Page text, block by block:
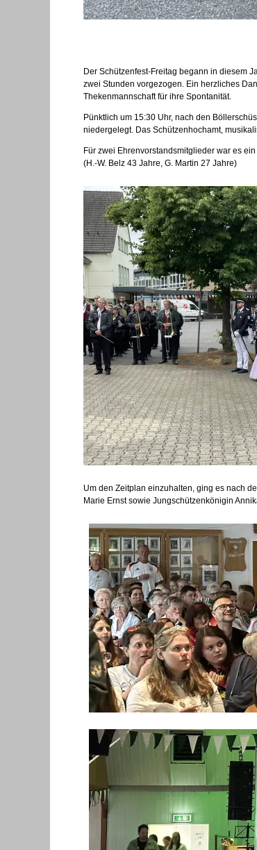
Der Schützenfest-Freitag begann in diesem
zwei Stunden vorgezogen. Ein herzliches
Thekenmannschaft für ihre Spontanität.
Pünktlich um 15:30 Uhr, nach den
niedergelegt. Das Schützenhochamt,
Für zwei Ehrenvorstandsmitglieder war es
(H.-W. Belz 43 Jahre, G. Martin 27 Jahre)
Um den Zeitplan einzuhalten, ging es nach
Marie Ernst sowie Jungschützenkönigin